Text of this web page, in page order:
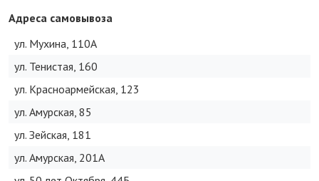
Адреса самовывоза
ул. Мухина, 110А
ул. Тенистая, 160
ул. Красноармейская, 123
ул. Амурская, 85
ул. Зейская, 181
ул. Амурская, 201А